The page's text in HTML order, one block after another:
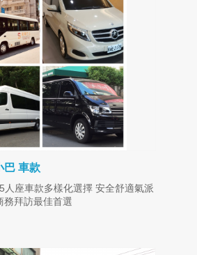
巴 車款
人座車款多樣化選擇 安全舒適氣派
務拜訪最佳首選